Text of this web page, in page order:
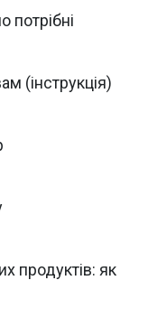
потрібні
(інструкція)
продуктів: як